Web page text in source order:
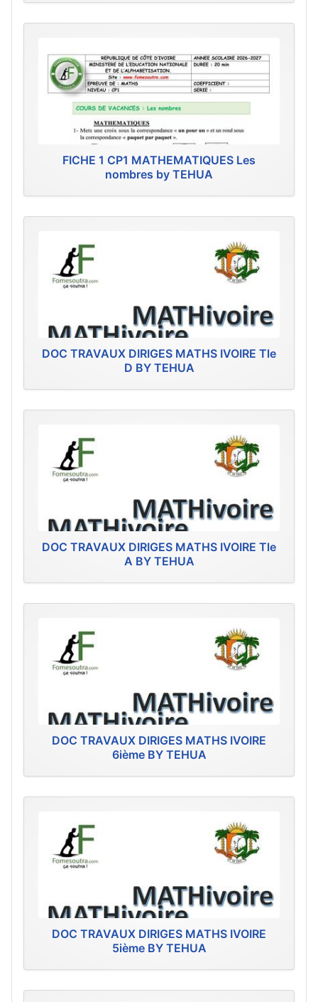
FICHE 1 CP1 MATHEMATIQUES Les
nombres by TEHUA
DOC TRAVAUX DIRIGES MATHS IVOIRE Tle
D BY TEHUA
DOC TRAVAUX DIRIGES MATHS IVOIRE Tle
A BY TEHUA
DOC TRAVAUX DIRIGES MATHS IVOIRE
6ième BY TEHUA
DOC TRAVAUX DIRIGES MATHS IVOIRE
5ième BY TEHUA